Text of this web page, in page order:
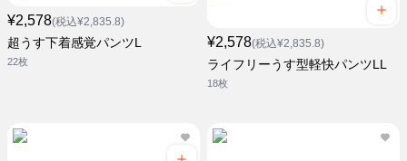
¥2,578(税込¥2,835.8)
超うす下着感覚パンツL
22枚
¥2,578(税込¥2,835.8)
ライフリーうす型軽快パンツLL
18枚